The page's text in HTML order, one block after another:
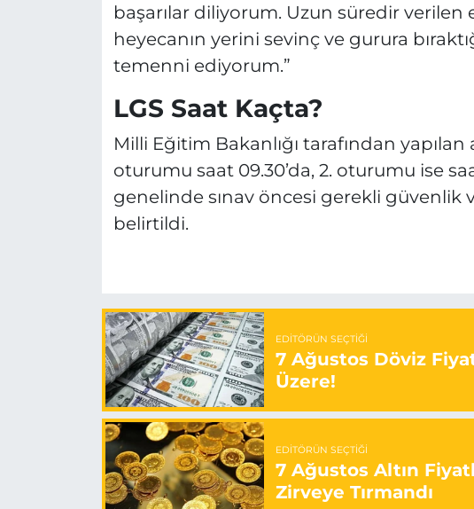
başarılar diliyorum. Uzun süredir verilen
heyecanın yerini sevinç ve gurura
temenni ediyorum.”
LGS Saat Kaçta?
Milli Eğitim Bakanlığı tarafından yapılan
oturumu saat 09.30’da, 2. oturumu ise
genelinde sınav öncesi gerekli güvenlik
belirtildi.
EDITÖRÜN SEÇTIĞI
7 Ağustos Döviz
Üzere!
EDITÖRÜN SEÇTIĞI
7 Ağustos Altın
Zirveye Tırmandı